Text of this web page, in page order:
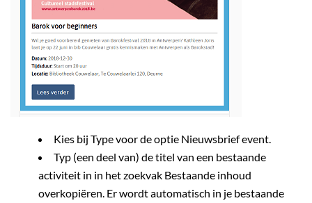
Kies bij Type voor de optie Nieuwsbrief event.
Typ (een deel van) de titel van een bestaande
activiteit in in het zoekvak Bestaande inhoud
overkopiëren. Er wordt automatisch in je bestaande